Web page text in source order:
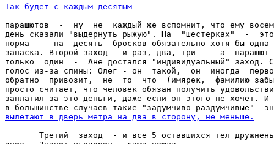
Так будет с каждым десятым
парашютов  -  ну  не  каждый же вспомнит, что ему
день сказали "выдернуть рыжую". На  "шестерках"  -
норма  -  на  десять  бросков обязательно хотя бы одна
запаска. Второй заход - и раз, два, три  -  а
только  один  -  Ане достался "индивидуальный" заход.
голос из-за спины: Олег - он  такой,  он  иногда
обратно  привозит,  не  то  что  (имярек,  фамилию
просто считает, что человек обязан получить
заплатил за это деньги, даже если он этого не хочет. И
вылетают в дверь метра на два в сторону, не меньше.
Третий  заход  - и все 5 оставшихся тел